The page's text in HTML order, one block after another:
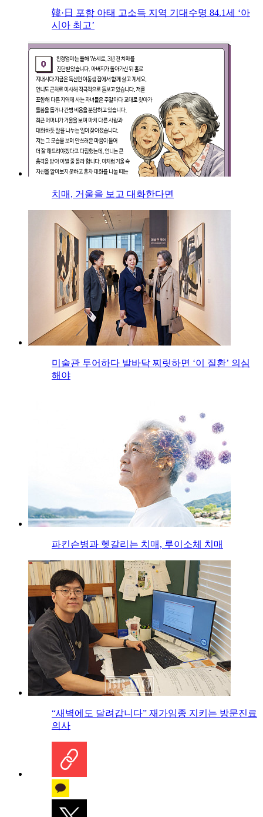
韓·日 포함 아태 고소득 지역 기대수명 84.1세 ‘아
시아 최고’
치매, 거울을 보고 대화한다면
미술관 투어하다 발바닥 찌릿하면 ‘이 질환’ 의심
해야
파킨슨병과 헷갈리는 치매, 루이소체 치매
“새벽에도 달려갑니다” 재가임종 지키는 방문진료
의사